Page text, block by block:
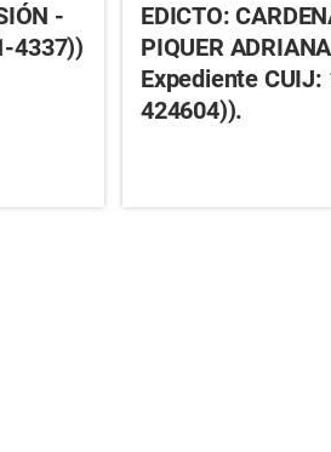
-
4337))
EDICTO:
PIQUER
Expediente
424604)).